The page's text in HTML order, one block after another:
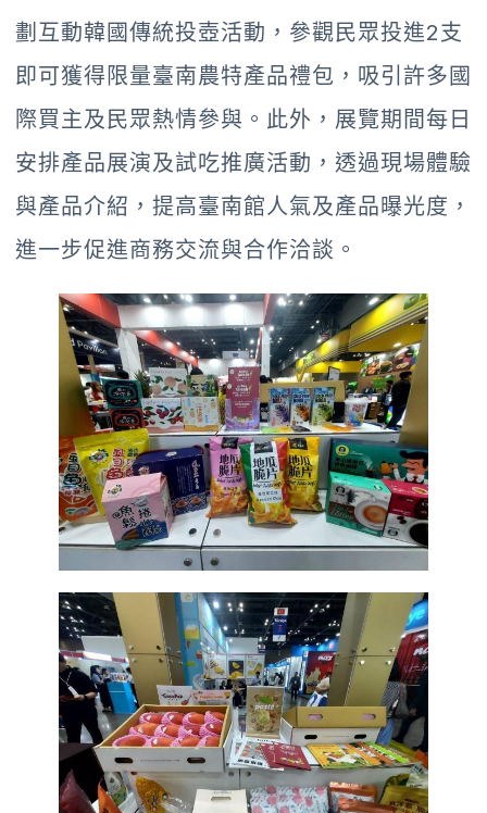
劃互動韓國傳統投壺活動，參觀民眾投進2支
即可獲得限量臺南農特產品禮包，吸引許多國
際買主及民眾熱情參與。此外，展覽期間每日
安排產品展演及試吃推廣活動，透過現場體驗
與產品介紹，提高臺南館人氣及產品曝光度，
進一步促進商務交流與合作洽談。